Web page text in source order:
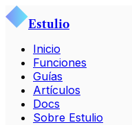
Estulio
Inicio
Funciones
Guías
Artículos
Docs
Sobre Estulio